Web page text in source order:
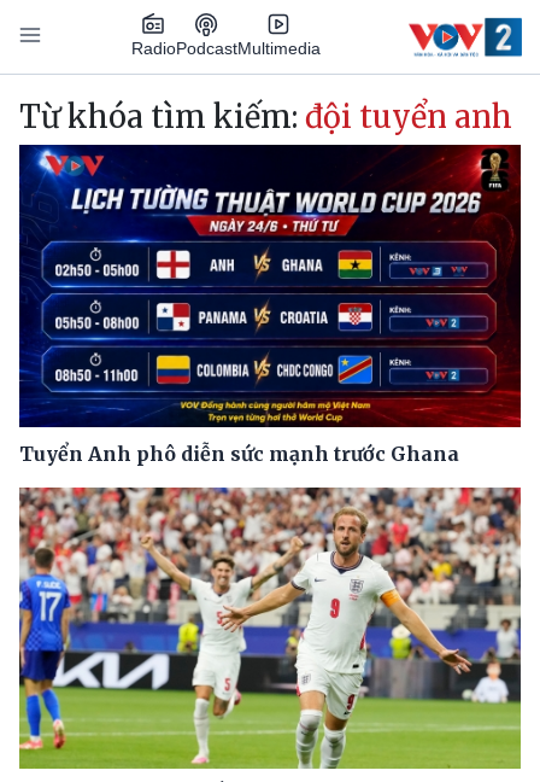
Nhảy đến nội dung
RadioPodcastMultimedia
Main navigation
Từ khóa tìm kiếm: đội tuyển anh
Tuyển Anh phô diễn sức mạnh trước Ghana